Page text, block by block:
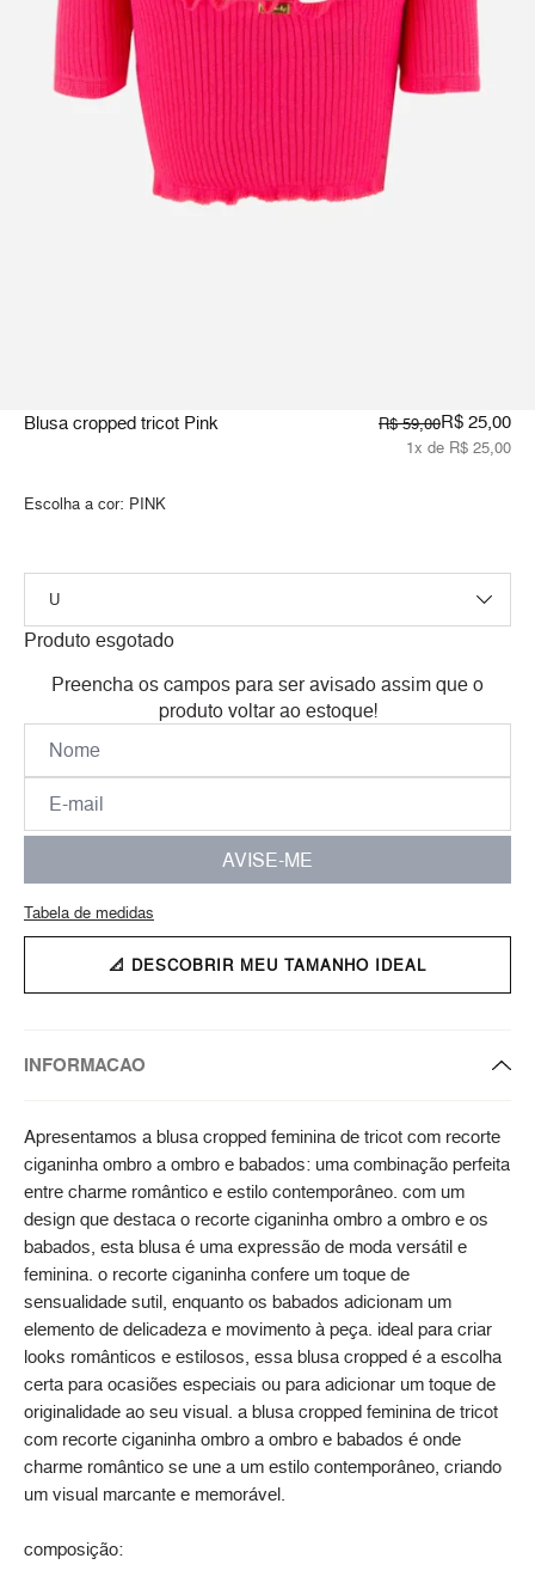
Blusa cropped tricot Pink R$ 59,00R$ 25,00
1x de R$ 25,00
Escolha a cor: PINK
Produto esgotado
Preencha os campos para ser avisado assim que o
produto voltar ao estoque!
AVISE-ME
Tabela de medidas
📐 DESCOBRIR MEU TAMANHO IDEAL
INFORMACAO
Apresentamos a blusa cropped feminina de tricot com recorte
ciganinha ombro a ombro e babados: uma combinação perfeita
entre charme romântico e estilo contemporâneo. com um
design que destaca o recorte ciganinha ombro a ombro e os
babados, esta blusa é uma expressão de moda versátil e
feminina. o recorte ciganinha confere um toque de
sensualidade sutil, enquanto os babados adicionam um
elemento de delicadeza e movimento à peça. ideal para criar
looks românticos e estilosos, essa blusa cropped é a escolha
certa para ocasiões especiais ou para adicionar um toque de
originalidade ao seu visual. a blusa cropped feminina de tricot
com recorte ciganinha ombro a ombro e babados é onde
charme romântico se une a um estilo contemporâneo, criando
um visual marcante e memorável.
composição: